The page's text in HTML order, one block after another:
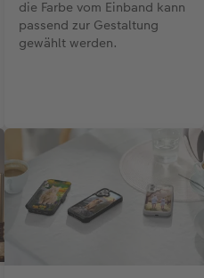
die Farbe vom Einband kann
passend zur Gestaltung
gewählt werden.